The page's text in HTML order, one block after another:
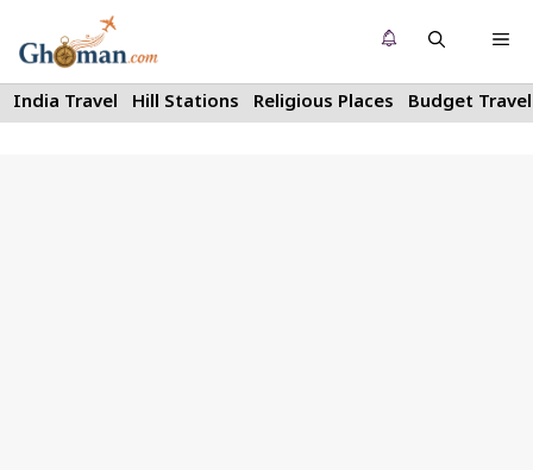
to
content
India Travel Hill Stations Religious Places Budget Travel